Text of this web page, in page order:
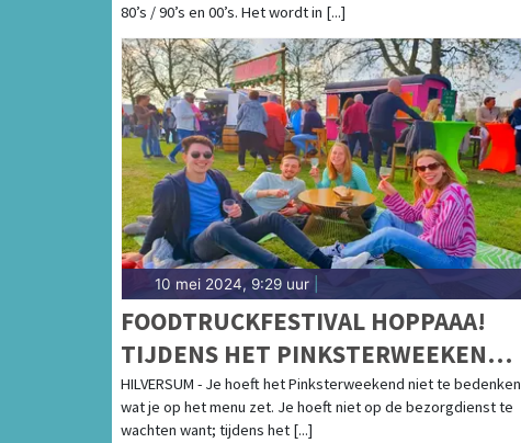
80’s / 90’s en 00’s. Het wordt in [...]
10 mei 2024, 9:29 uur
FOODTRUCKFESTIVAL HOPPAAA!
TIJDENS HET PINKSTERWEEKEND
IN HET DUDOKPARK IN HILVERSUM!
HILVERSUM - Je hoeft het Pinksterweekend niet te bedenken
wat je op het menu zet. Je hoeft niet op de bezorgdienst te
wachten want; tijdens het [...]